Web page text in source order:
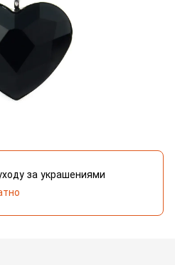
за украшениями